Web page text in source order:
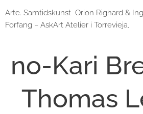
Arte. Samtidskunst Orion Righard &
Forfang – AskArt Atelier i Torrevieja,
no-Kari
Thomas